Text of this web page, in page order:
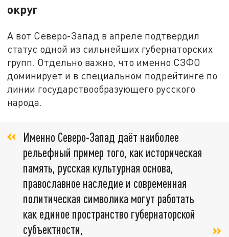
округ
А вот Северо-Запад в апреле подтвердил
статус одной из сильнейших губернаторских
групп. Отдельно важно, что именно СЗФО
доминирует и в специальном подрейтинге по
линии государствообразующего русского
народа.
Именно Северо-Запад даёт наиболее
рельефный пример того, как историческая
память, русская культурная основа,
православное наследие и современная
политическая символика могут работать
как единое пространство губернаторской
субъектности,